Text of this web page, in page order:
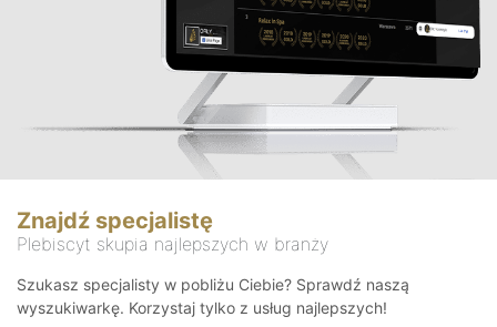
Znajdź specjalistę
Plebiscyt skupia najlepszych w branży
Szukasz specjalisty w pobliżu Ciebie? Sprawdź naszą
wyszukiwarkę. Korzystaj tylko z usług najlepszych!